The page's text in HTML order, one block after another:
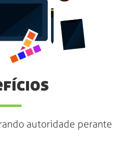
autoridade perante